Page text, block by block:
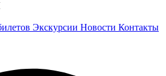
Экскурсии Новости Контакты